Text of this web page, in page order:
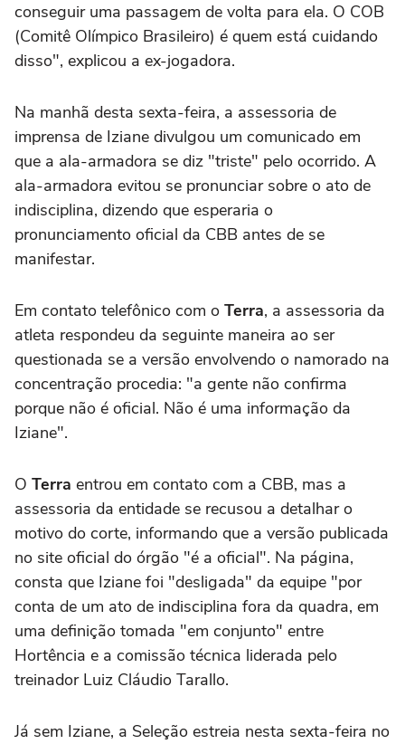
conseguir uma passagem de volta para ela. O COB
(Comitê Olímpico Brasileiro) é quem está cuidando
disso", explicou a ex-jogadora.
Na manhã desta sexta-feira, a assessoria de
imprensa de Iziane divulgou um comunicado em
que a ala-armadora se diz "triste" pelo ocorrido. A
ala-armadora evitou se pronunciar sobre o ato de
indisciplina, dizendo que esperaria o
pronunciamento oficial da CBB antes de se
manifestar.
Em contato telefônico com o Terra, a assessoria da
atleta respondeu da seguinte maneira ao ser
questionada se a versão envolvendo o namorado na
concentração procedia: "a gente não confirma
porque não é oficial. Não é uma informação da
Iziane".
O Terra entrou em contato com a CBB, mas a
assessoria da entidade se recusou a detalhar o
motivo do corte, informando que a versão publicada
no site oficial do órgão "é a oficial". Na página,
consta que Iziane foi "desligada" da equipe "por
conta de um ato de indisciplina fora da quadra, em
uma definição tomada "em conjunto" entre
Hortência e a comissão técnica liderada pelo
treinador Luiz Cláudio Tarallo.
Já sem Iziane, a Seleção estreia nesta sexta-feira no